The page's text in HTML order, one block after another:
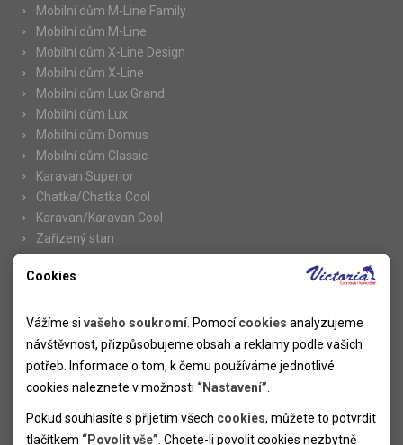
Mobilní dům M-Line Family
Mobilní dům M-Line
Mobilní dům X-Line Design
Mobilní dům X-Line
Mobilní dům Lux Grand
Mobilní dům Lux
Mobilní dům Domus
Mobilní dům Classic
Karavan Superior
Chatka/Chatka Cool
Karavan/Karavan Cool
Zařízený stan
Informace
Novinky
Kolektivy
SUPER FIRST MINUTE
Informace k letním pobytům
Informace o letecké dopravě
Cookies
Vážíme si vašeho soukromí . Pomocícookies analyzujeme
návštěvnost, přizpůsobujeme obsah a reklamy podle vašich
potřeb. Informace o tom, k čemu používáme jednotlivé
cookies naleznete v možnosti “Nastavení”
Pokud souhlasíte s přijetím všech cookies, můžete to potvrdit
tlačítkem “Povolit vše” . Chcete-li povolit cookies nezbytně
Nutné cookies pomáhají, aby byla webová stránka použitelná
tak, že umožní základní funkce jako navigace stránky a
přístup k zabezpečeným sekcím webové stránky. Webová
stránka nemůže správně fungovat bez těchto cookies.
Analytické cookies